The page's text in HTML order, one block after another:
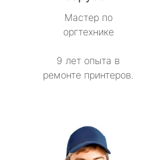
Мастер по
оргтехнике
9 лет опыта в
ремонте принтеров.